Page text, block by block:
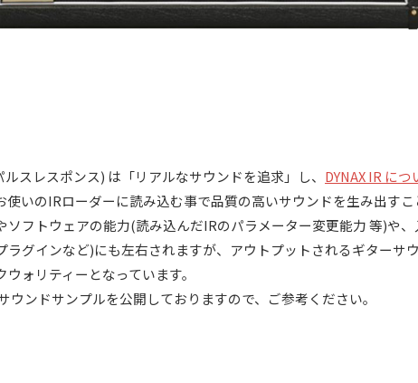
スレスポンス) は「リアルなサウンドを追求」し、 DYNAX IR に
いのIRローダーに読み込む事で品質の高いサウンドを生み出すこ
フトウェアの能力(読み込んだIRのパラメーター変更能力 等)や
グインなど)にも左右されますが、アウトプットされるギターサ
ォリティーとなっています。
ウンドサンプルを公開しておりますので、ご参考ください。